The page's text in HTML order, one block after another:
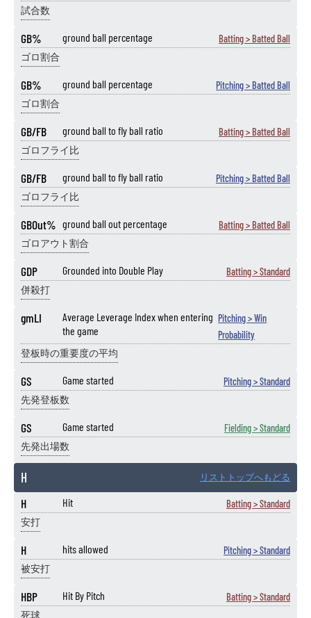
試合数
GB% ground ball percentage Batting > Batted Ball
ゴロ割合
GB% ground ball percentage Pitching > Batted Ball
ゴロ割合
GB/FB ground ball to fly ball ratio Batting > Batted Ball
ゴロフライ比
GB/FB ground ball to fly ball ratio Pitching > Batted Ball
ゴロフライ比
GBOut% ground ball out percentage Batting > Batted Ball
ゴロアウト割合
GDP Grounded into Double Play Batting > Standard
併殺打
gmLI
Average Leverage Index when entering
the game
Pitching > Win
Probability
登板時の重要度の平均
GS Game started Pitching > Standard
先発登板数
GS Game started Fielding > Standard
先発出場数
H リストトップへもどる
H Hit Batting > Standard
安打
H hits allowed Pitching > Standard
被安打
HBP Hit By Pitch Batting > Standard